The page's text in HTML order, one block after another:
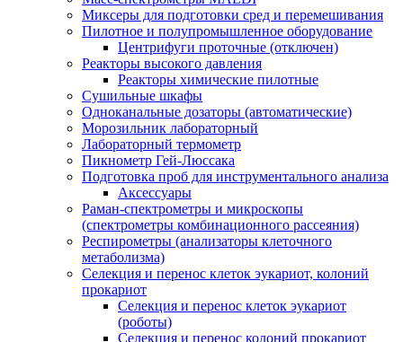
Миксеры для подготовки сред и перемешивания
Пилотное и полупромышленное оборудование
Центрифуги проточные (отключен)
Реакторы высокого давления
Реакторы химические пилотные
Сушильные шкафы
Одноканальные дозаторы (автоматические)
Морозильник лабораторный
Лабораторный термометр
Пикнометр Гей-Люссака
Подготовка проб для инструментального анализа
Аксессуары
Раман-спектрометры и микроскопы
(спектрометры комбинационного рассеяния)
Респирометры (анализаторы клеточного
метаболизма)
Селекция и перенос клеток эукариот, колоний
прокариот
Селекция и перенос клеток эукариот
(роботы)
Селекция и перенос колоний прокариот